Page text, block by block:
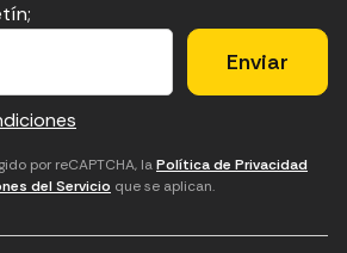
por reCAPTCHA, laPolítica de Privacidad
del Servicio que se aplican.